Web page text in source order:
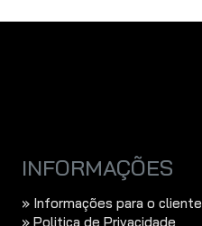
INFORMAÇÕES
» Informações para o cliente
» Politica de Privacidade